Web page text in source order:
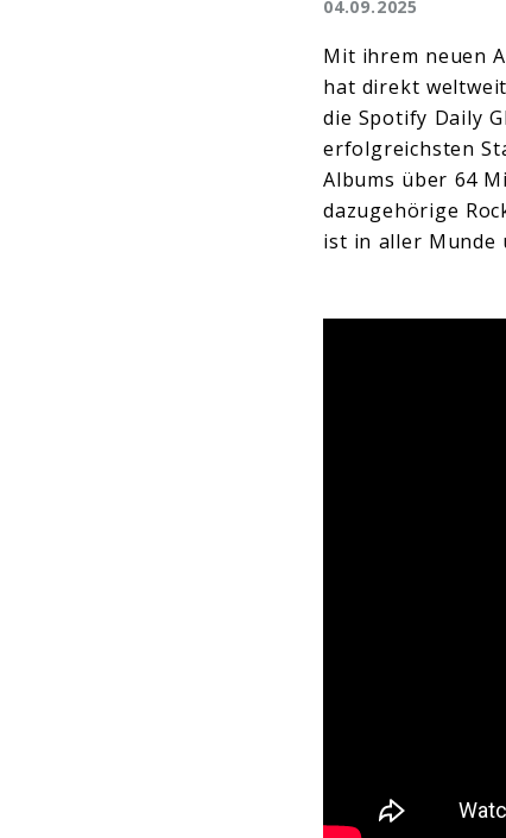
04.09.2025
Mit ihrem neuen
hat direkt
die Spotify Daily
erfolgreichsten
Albums über 64
dazugehörige
ist in aller Munde